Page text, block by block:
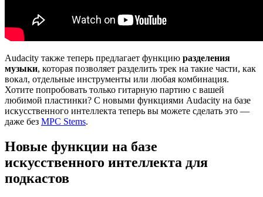
Audacity также теперь предлагает функцию разделения
музыки, которая позволяет разделить трек на такие части, как
вокал, отдельные инструменты или любая комбинация.
Хотите попробовать только гитарную партию с вашей
любимой пластинки? С новыми функциями Audacity на базе
искусственного интеллекта теперь вы можете сделать это —
даже без MPC Stems.
Новые функции на базе
искусственного интеллекта для
подкастов